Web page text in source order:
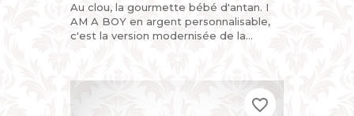
Au clou, la gourmette bébé d'antan. I
AM A BOY en argent personnalisable,
c'est la version modernisée de la
favorite_border
favorite_border
favorite_border